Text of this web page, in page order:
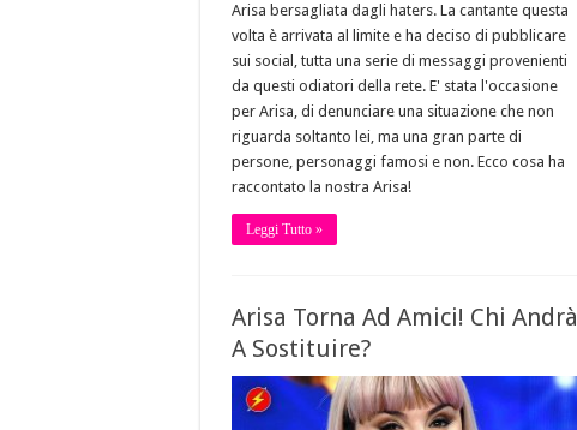
Arisa bersagliata dagli haters. La cantante questa
volta è arrivata al limite e ha deciso di pubblicare
sui social, tutta una serie di messaggi provenienti
da questi odiatori della rete. E' stata l'occasione
per Arisa, di denunciare una situazione che non
riguarda soltanto lei, ma una gran parte di
persone, personaggi famosi e non. Ecco cosa ha
raccontato la nostra Arisa!
Leggi Tutto »
Arisa Torna Ad Amici! Chi Andrà
A Sostituire?